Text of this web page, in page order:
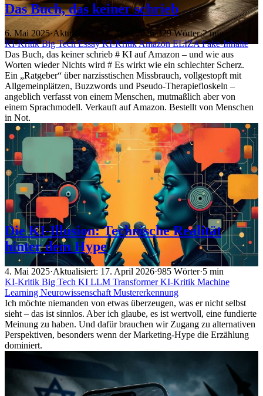
Das Buch, das keiner schrieb
6. Mai 2025·Aktualisiert: 17. April 2026·329 Wörter·2 min
KI-KritikBig TechEssayKI-KritikAmazonELIZAFake-Inhalte
Das Buch, das keiner schrieb # KI auf Amazon – und wie aus
Worten wieder Nichts wird # Es wirkt wie ein schlechter Scherz.
Ein „Ratgeber“ über narzisstischen Missbrauch, vollgestopft mit
Allgemeinplätzen, Buzzwords und Pseudo-Therapiefloskeln –
angeblich verfasst von einem Menschen, mutmaßlich aber von
einem Sprachmodell. Verkauft auf Amazon. Bestellt von Menschen
in Not.
Die KI-Illusion: Technische Realität
hinter dem Hype
4. Mai 2025·Aktualisiert: 17. April 2026·985 Wörter·5 min
KI-Kritik Big Tech KI LLM TransformerKI-Kritik Machine
Learning Neurowissenschaft Mustererkennung
Ich möchte niemanden von etwas überzeugen, was er nicht selbst
sieht – das ist sinnlos. Aber ich glaube, es ist wertvoll, eine fundierte
Meinung zu haben. Und dafür brauchen wir Zugang zu alternativen
Perspektiven, besonders wenn der Marketing-Hype die Erzählung
dominiert.